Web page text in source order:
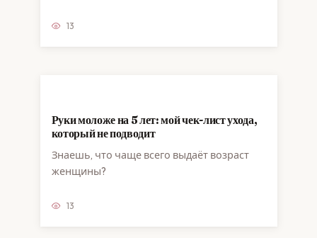
13
Руки моложе на 5 лет: мой чек-лист ухода,
который не подводит
Знаешь, что чаще всего выдаёт возраст
женщины?
13